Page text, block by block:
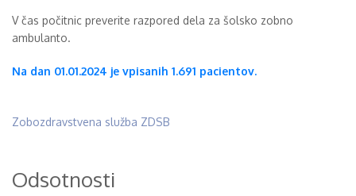
V čas počitnic preverite razpored dela za šolsko zobno
ambulanto.
Na dan 01.01.2024 je vpisanih 1.691 pacientov.
Zobozdravstvena služba ZDSB
Odsotnosti